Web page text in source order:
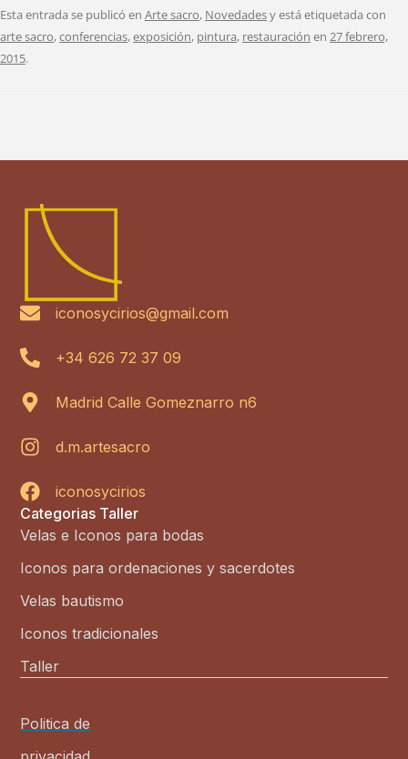
Esta entrada se publicó en Arte sacro, Novedadesy está etiquetada con
arte sacro,conferencias,exposición, pintura, restauración en 27 febrero,
2015.
iconosycirios@gmail.com
+34 626 72 37 09
Madrid Calle Gomeznarro n6
d.m.artesacro
iconosycirios
Categorias Taller
Velas e Iconos para bodas
Iconos para ordenaciones y sacerdotes
Velas bautismo
Iconos tradicionales
Taller
Politica de